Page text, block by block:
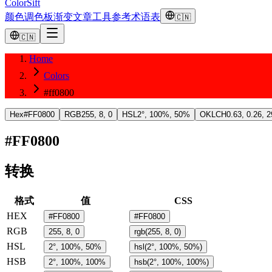
ColorSift
颜色调色板渐变文章工具参考术语表 🇨🇳
🇨🇳
Home
Colors
#ff0800
Hex#FF0800 RGB255, 8, 0 HSL2°, 100%, 50% OKLCH0.63, 0.26,
#FF0800
转换
格式 值
CSS
HEX
#FF0800 #FF0800
RGB 255, 8, 0 rgb(255, 8, 0)
HSL 2°, 100%, 50% hsl(2°, 100%, 50%)
HSB 2°, 100%, 100% hsb(2°, 100%, 100%)